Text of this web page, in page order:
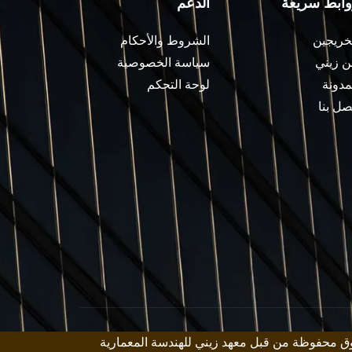
زيني
بنا
الشروط والأحكام
سياسة الخصوصية
لوحة التحكم